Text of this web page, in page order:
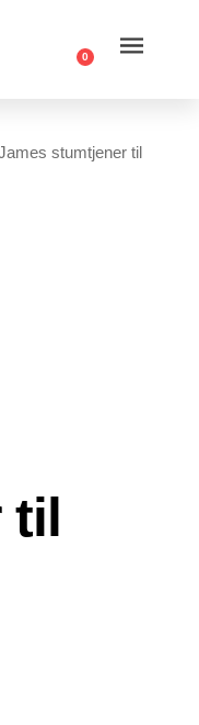
0
stumtjener til
til